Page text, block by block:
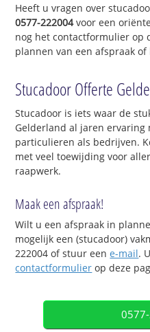
Heeft u vragen over
0577-222004voor een
nog het contactformulier op
plannen van een afspraak
Stucadoor Offerte
Stucadoor is iets waar de
Gelderland al jaren ervaring
particulieren als bedrijven.
met veel toewijding voor
raapwerk.
Maak een afspraak!
Wilt u een afspraak in
mogelijk een (stucadoor)
222004 of stuur eene-mail.
contactformulier op deze